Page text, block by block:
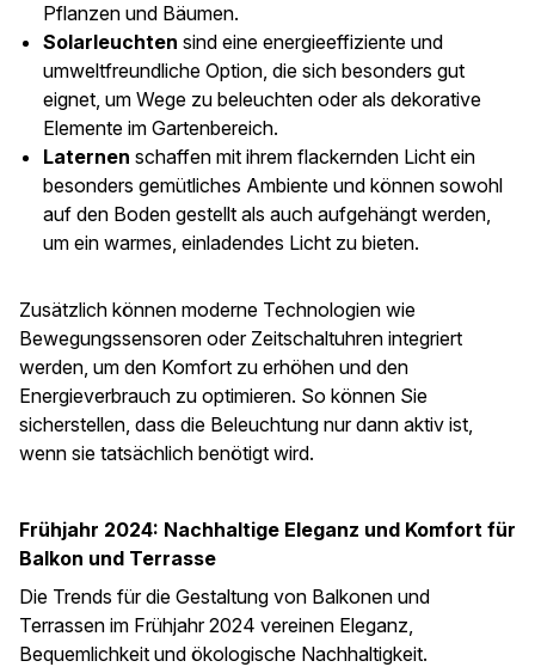
Pflanzen und Bäumen.
Solarleuchten sind eine energieeffiziente und
umweltfreundliche Option, die sich besonders gut
eignet, um Wege zu beleuchten oder als dekorative
Elemente im Gartenbereich.
Laternen schaffen mit ihrem flackernden Licht ein
besonders gemütliches Ambiente und können sowohl
auf den Boden gestellt als auch aufgehängt werden,
um ein warmes, einladendes Licht zu bieten.
Zusätzlich können moderne Technologien wie
Bewegungssensoren oder Zeitschaltuhren integriert
werden, um den Komfort zu erhöhen und den
Energieverbrauch zu optimieren. So können Sie
sicherstellen, dass die Beleuchtung nur dann aktiv ist,
wenn sie tatsächlich benötigt wird.
Frühjahr 2024: Nachhaltige Eleganz und Komfort für
Balkon und Terrasse
Die Trends für die Gestaltung von Balkonen und
Terrassen im Frühjahr 2024 vereinen Eleganz,
Bequemlichkeit und ökologische Nachhaltigkeit.